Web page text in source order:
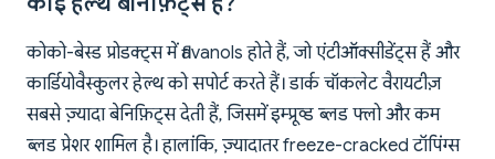
कोको-बेस्ड प्रोडक्ट्स में flavanols होते हैं, जो एंटीऑक्सीडेंट्स हैं और
कार्डियोवैस्कुलर हेल्थ को सपोर्ट करते हैं। डार्क चॉकलेट वैरायटीज़
सबसे ज़्यादा बेनिफ़िट्स देती हैं, जिसमें इम्प्रूव्ड ब्लड फ्लो और कम
ब्लड प्रेशर शामिल है। हालांकि, ज़्यादातर freeze-cracked टॉपिंग्स